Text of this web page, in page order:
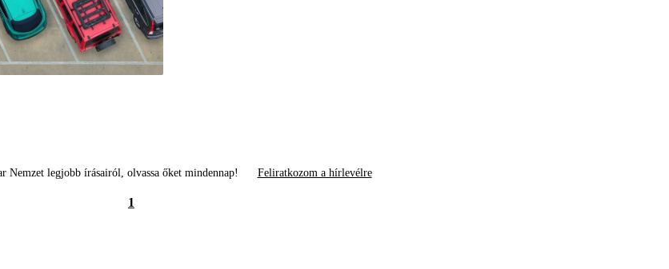
Nemzet legjobb írásairól, olvassa őket mindennap! Feliratkozom a hírlevélre
1